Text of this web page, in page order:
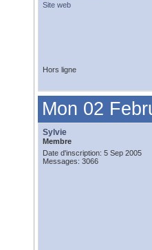
Site web
Hors ligne
Mon 02
Sylvie
Membre
Date d'inscription: 5 Sep 2005
Messages: 3066